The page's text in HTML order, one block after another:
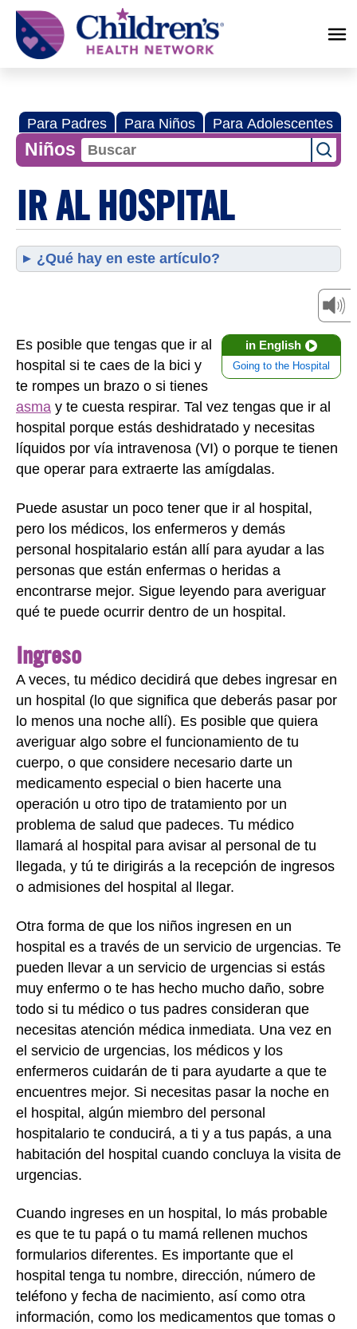
Children's
Health
Network
Para Padres Para Niños Para Adolescentes
Niños
IR AL HOSPITAL
¿Qué hay en este artículo?
in English
Going to the Hospital
Es posible que tengas que ir al
hospital si te caes de la bici y
te rompes un brazo o si tienes
asma y te cuesta respirar. Tal vez tengas que ir al
hospital porque estás deshidratado y necesitas
líquidos por vía intravenosa (VI) o porque te tienen
que operar para extraerte las amígdalas.
Puede asustar un poco tener que ir al hospital,
pero los médicos, los enfermeros y demás
personal hospitalario están allí para ayudar a las
personas que están enfermas o heridas a
encontrarse mejor. Sigue leyendo para averiguar
qué te puede ocurrir dentro de un hospital.
Ingreso
A veces, tu médico decidirá que debes ingresar en
un hospital (lo que significa que deberás pasar por
lo menos una noche allí). Es posible que quiera
averiguar algo sobre el funcionamiento de tu
cuerpo, o que considere necesario darte un
medicamento especial o bien hacerte una
operación u otro tipo de tratamiento por un
problema de salud que padeces. Tu médico
llamará al hospital para avisar al personal de tu
llegada, y tú te dirigirás a la recepción de ingresos
o admisiones del hospital al llegar.
Otra forma de que los niños ingresen en un
hospital es a través de un servicio de urgencias. Te
pueden llevar a un servicio de urgencias si estás
muy enfermo o te has hecho mucho daño, sobre
todo si tu médico o tus padres consideran que
necesitas atención médica inmediata. Una vez en
el servicio de urgencias, los médicos y los
enfermeros cuidarán de ti para ayudarte a que te
encuentres mejor. Si necesitas pasar la noche en
el hospital, algún miembro del personal
hospitalario te conducirá, a ti y a tus papás, a una
habitación del hospital cuando concluya la visita de
urgencias.
Cuando ingreses en un hospital, lo más probable
es que te tu papá o tu mamá rellenen muchos
formularios diferentes. Es importante que el
hospital tenga tu nombre, dirección, número de
teléfono y fecha de nacimiento, así como otra
información, como los medicamentos que tomas o